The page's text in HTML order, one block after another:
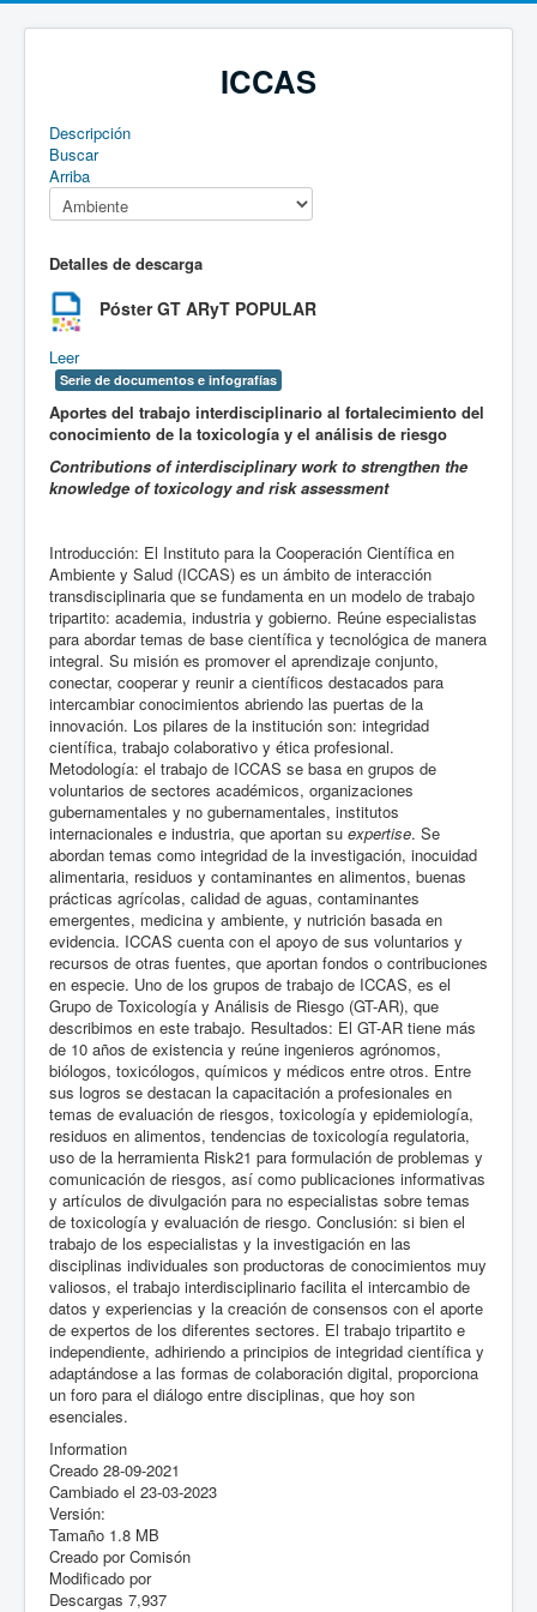
ICCAS
Descripción
Buscar
Arriba
Detalles de descarga
Póster GT ARyT POPULAR
Leer
Serie de documentos e infografías
Aportes del trabajo interdisciplinario al fortalecimiento del
conocimiento de la toxicología y el análisis de riesgo
Contributions of interdisciplinary work to strengthen the
knowledge of toxicology and risk assessment
Introducción: El Instituto para la Cooperación Científica en
Ambiente y Salud (ICCAS) es un ámbito de interacción
transdisciplinaria que se fundamenta en un modelo de trabajo
tripartito: academia, industria y gobierno. Reúne especialistas
para abordar temas de base científica y tecnológica de manera
integral. Su misión es promover el aprendizaje conjunto,
conectar, cooperar y reunir a científicos destacados para
intercambiar conocimientos abriendo las puertas de la
innovación. Los pilares de la institución son: integridad
científica, trabajo colaborativo y ética profesional.
Metodología: el trabajo de ICCAS se basa en grupos de
voluntarios de sectores académicos, organizaciones
gubernamentales y no gubernamentales, institutos
internacionales e industria, que aportan su expertise. Se
abordan temas como integridad de la investigación, inocuidad
alimentaria, residuos y contaminantes en alimentos, buenas
prácticas agrícolas, calidad de aguas, contaminantes
emergentes, medicina y ambiente, y nutrición basada en
evidencia. ICCAS cuenta con el apoyo de sus voluntarios y
recursos de otras fuentes, que aportan fondos o contribuciones
en especie. Uno de los grupos de trabajo de ICCAS, es el
Grupo de Toxicología y Análisis de Riesgo (GT-AR), que
describimos en este trabajo. Resultados: El GT-AR tiene más
de 10 años de existencia y reúne ingenieros agrónomos,
biólogos, toxicólogos, químicos y médicos entre otros. Entre
sus logros se destacan la capacitación a profesionales en
temas de evaluación de riesgos, toxicología y epidemiología,
residuos en alimentos, tendencias de toxicología regulatoria,
uso de la herramienta Risk21 para formulación de problemas y
comunicación de riesgos, así como publicaciones informativas
y artículos de divulgación para no especialistas sobre temas
de toxicología y evaluación de riesgo. Conclusión: si bien el
trabajo de los especialistas y la investigación en las
disciplinas individuales son productoras de conocimientos muy
valiosos, el trabajo interdisciplinario facilita el intercambio de
datos y experiencias y la creación de consensos con el aporte
de expertos de los diferentes sectores. El trabajo tripartito e
independiente, adhiriendo a principios de integridad científica y
adaptándose a las formas de colaboración digital, proporciona
un foro para el diálogo entre disciplinas, que hoy son
esenciales.
Information
Creado 28-09-2021
Cambiado el 23-03-2023
Versión:
Tamaño 1.8 MB
Creado porComisón
Modificado por
Descargas 7,937